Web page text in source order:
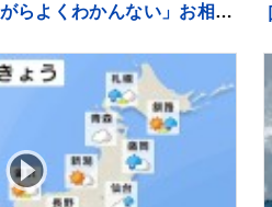
らよくわかんない」お相手